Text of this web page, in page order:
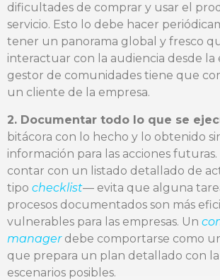
dificultades de comprar y usar el
servicio. Esto lo debe hacer
tener un panorama global y fresco
interactuar con la audiencia desde la
gestor de comunidades tiene que
un cliente de la empresa.
2. Documentar todo lo que se
bitácora con lo hecho y lo obtenido
información para las acciones
contar con un listado detallado de
tipo checklist— evita que alguna
procesos documentados son más
vulnerables para las empresas. Un
managerdebe comportarse como
que prepara un plan detallado con
escenarios posibles.